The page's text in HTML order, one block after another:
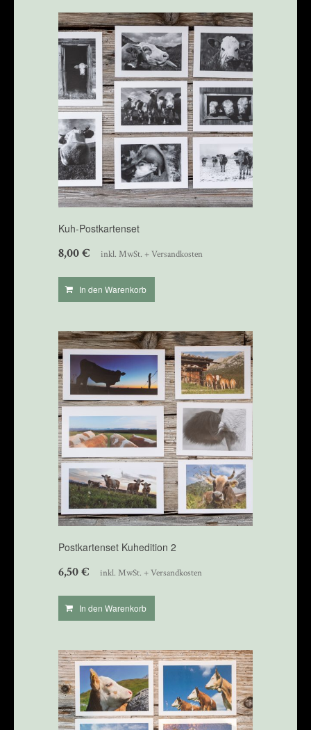
Kuh-Postkartenset
8,00€ inkl. MwSt. + Versandkosten
In den Warenkorb
Postkartenset Kuhedition 2
6,50€ inkl. MwSt. + Versandkosten
In den Warenkorb